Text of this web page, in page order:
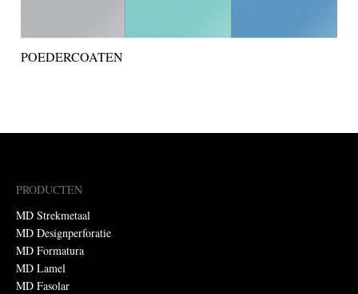
POEDERCOATEN
PRODUCTEN
MD Strekmetaal
MD Designperforatie
MD Formatura
MD Lamel
MD Fasolar